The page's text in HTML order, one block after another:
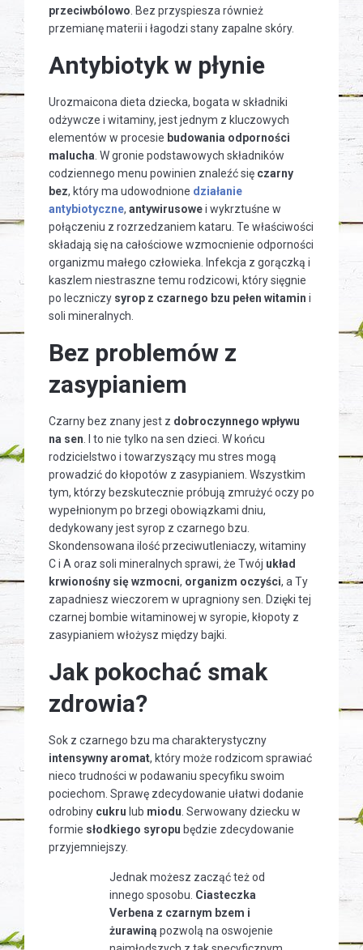
przeciwbólowo . Bez przyspiesza również
przemianę materii i łagodzi stany zapalne skóry.
Antybiotyk w płynie
Urozmaicona dieta dziecka, bogata w składniki
odżywcze i witaminy, jest jednym z kluczowych
elementów w procesie budowania odporności
malucha . W gronie podstawowych składników
codziennego menu powinien znaleźć się czarny
bez, który ma udowodnione działanie
antybiotyczne, antywirusowei wykrztuśne w
połączeniu z rozrzedzaniem kataru. Te właściwości
składają się na całościowe wzmocnienie odporności
organizmu małego człowieka. Infekcja z gorączką i
kaszlem niestraszne temu rodzicowi, który sięgnie
po leczniczy syrop z czarnego bzu pełen witamin i
soli mineralnych.
Bez problemów z
zasypianiem
Czarny bez znany jest z dobroczynnego wpływu
na sen . I to nie tylko na sen dzieci. W końcu
rodzicielstwo i towarzyszący mu stres mogą
prowadzić do kłopotów z zasypianiem. Wszystkim
tym, którzy bezskutecznie próbują zmrużyć oczy po
wypełnionym po brzegi obowiązkami dniu,
dedykowany jest syrop z czarnego bzu.
Skondensowana ilość przeciwutleniaczy, witaminy
C i A oraz soli mineralnych sprawi, że Twój układ
krwionośny się wzmocni, organizm oczyści, a Ty
zapadniesz wieczorem w upragniony sen. Dzięki tej
czarnej bombie witaminowej w syropie, kłopoty z
zasypianiem włożysz między bajki.
Jak pokochać smak
zdrowia?
Sok z czarnego bzu ma charakterystyczny
intensywny aromat, który może rodzicom sprawiać
nieco trudności w podawaniu specyfiku swoim
pociechom. Sprawę zdecydowanie ułatwi dodanie
odrobiny cukru lub miodu . Serwowany dziecku w
formie słodkiego syropu będzie zdecydowanie
przyjemniejszy.
Jednak możesz zacząć też od
innego sposobu. Ciasteczka
Verbena z czarnym bzem i
żurawiną pozwolą na oswojenie